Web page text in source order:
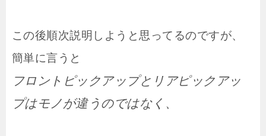
この後順次説明しようと思ってるのですが、
簡単に言うと
フロントピックアップとリアピックアッ
プはモノが違うのではなく、